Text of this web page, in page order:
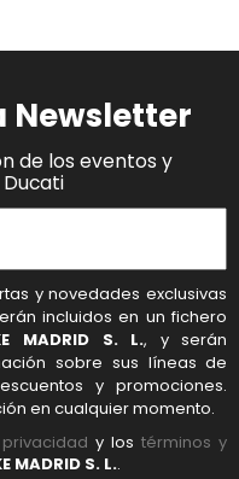
Newsletter
de los eventos y
y novedades exclusivas
incluidos en un fichero
MADRID S. L., y serán
sobre sus líneas de
y promociones.
en cualquier momento.
y lostérminos y
MADRID S. L..